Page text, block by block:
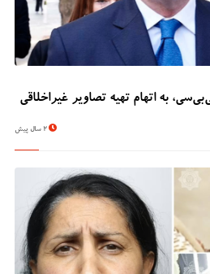
به اتهام تهیه تصاویر غیراخلاقی
2 سال پیش